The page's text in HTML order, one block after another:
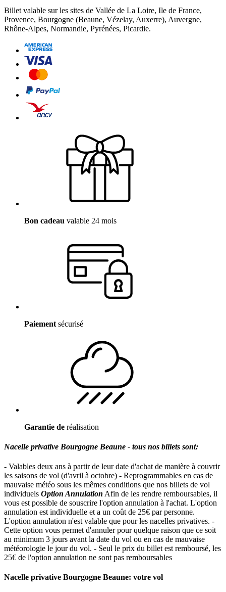
Billet valable sur les sites de Vallée de La Loire, Ile de France,
Provence, Bourgogne (Beaune, Vézelay, Auxerre), Auvergne,
Rhône-Alpes, Normandie, Pyrénées, Picardie.
Bon cadeau valable 24 mois
Paiement sécurisé
Garantie de réalisation
Nacelle privative Bourgogne Beaune - tous nos billets sont:
- Valables deux ans à partir de leur date d'achat de manière à couvrir
les saisons de vol (d'avril à octobre) - Reprogrammables en cas de
mauvaise météo sous les mêmes conditions que nos billets de vol
individuels Option Annulation Afin de les rendre remboursables, il
vous est possible de souscrire l'option annulation à l'achat. L'option
annulation est individuelle et a un coût de 25€ par personne.
L'option annulation n'est valable que pour les nacelles privatives. -
Cette option vous permet d'annuler pour quelque raison que ce soit
au minimum 3 jours avant la date du vol ou en cas de mauvaise
météorologie le jour du vol. - Seul le prix du billet est remboursé, les
25€ de l'option annulation ne sont pas remboursables
Nacelle privative Bourgogne Beaune: votre vol